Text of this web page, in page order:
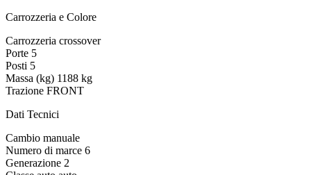
Carrozzeria e Colore
Carrozzeria crossover
Porte 5
Posti 5
Massa (kg) 1188 kg
Trazione FRONT
Dati Tecnici
Cambio manuale
Numero di marce 6
Generazione 2